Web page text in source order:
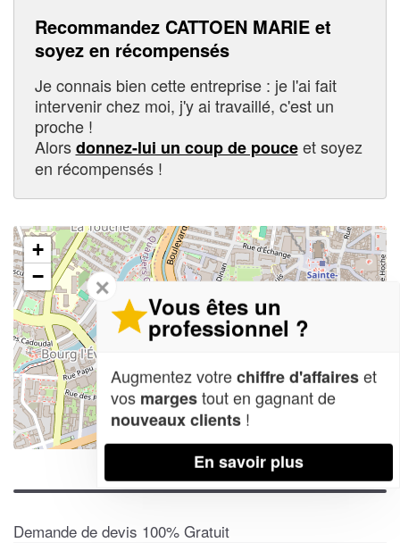
Recommandez CATTOEN MARIE et
soyez en récompensés
Je connais bien cette entreprise : je l'ai fait
intervenir chez moi, j'y ai travaillé, c'est un
proche !
Alorsdonnez-lui un coup de pouceet soyez
en récompensés !
+
−
Leaflet| Map data ©OpenStreetMap contributors,CC-BY-SA
Demande de devis 100% Gratuit
✕
Vous êtes un
professionnel ?
Augmentez votrechiffre d'affaireset
vos margestout en gagnant de
nouveaux clients !
En savoir plus